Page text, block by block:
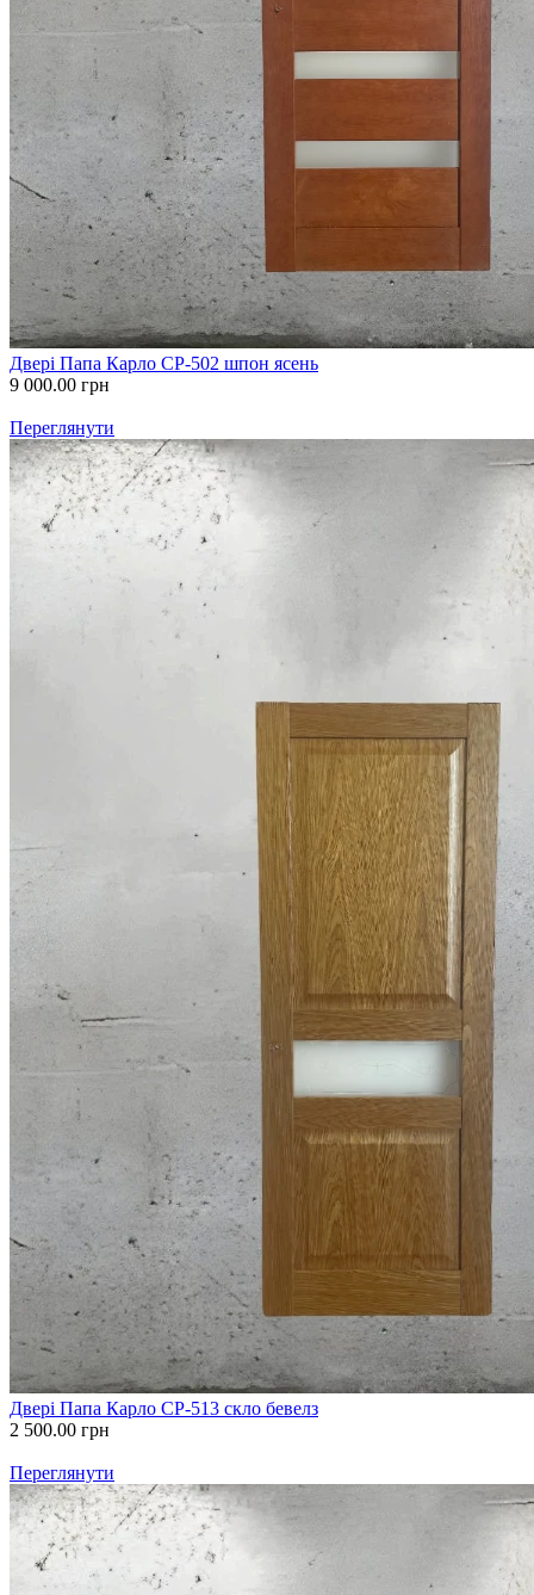
Двері Папа Карло СP-502 шпон ясень
9 000.00 грн
Переглянути
Двері Папа Карло СP-513 скло бевелз
2 500.00 грн
Переглянути